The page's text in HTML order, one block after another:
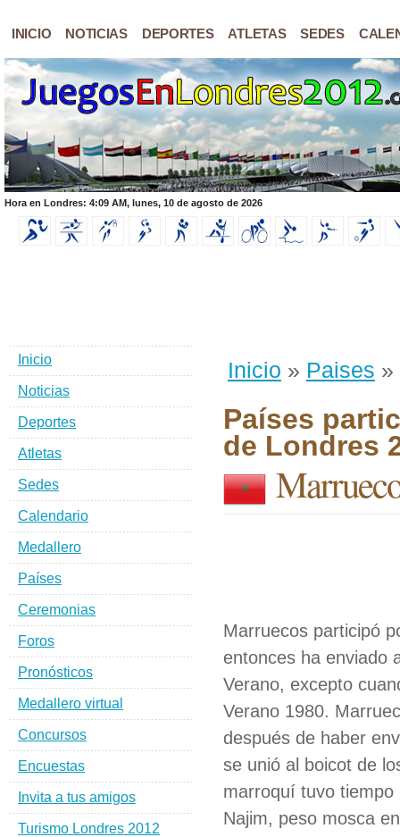
INICIO NOTICIAS DEPORTES ATLETAS SEDES
Hora en Londres: 4:09 AM, lunes, 10 de agosto de 2026
Inicio » Paises »
Países
de Londres
Marruecos participó
entonces ha enviado
Verano, excepto
Verano 1980.
después de haber
se unió al boicot de
marroquí tuvo
Najim, peso mosca
Inicio
Noticias
Deportes
Atletas
Sedes
Calendario
Medallero
Países
Ceremonias
Foros
Pronósticos
Medallero virtual
Concursos
Encuestas
Invita a tus amigos
Turismo Londres 2012